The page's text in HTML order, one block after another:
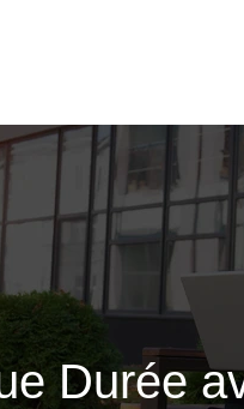
Durée